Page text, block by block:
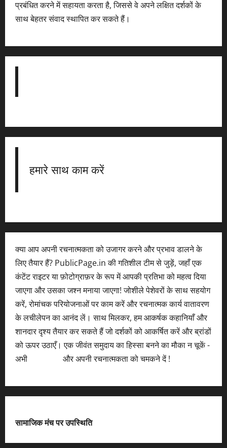
प्रबंधित करने में सहायता करता है, जिससे वे अपने लक्षित दर्शकों के
साथ बेहतर संवाद स्थापित कर सकते हैं।
हमारे साथ काम करें
क्या आप अपनी रचनात्मकता को उजागर करने और प्रभाव डालने के
लिए तैयार हैं? PublicPage.in की गतिशील टीम से जुड़ें, जहाँ एक
कंटेंट राइटर या फ़ोटोग्राफ़र के रूप में आपकी प्रतिभा को महत्व दिया
जाएगा और उसका जश्न मनाया जाएगा! जोशीले पेशेवरों के साथ सहयोग
करें, रोमांचक परियोजनाओं पर काम करें और रचनात्मक कार्य वातावरण
के लचीलेपन का आनंद लें। साथ मिलकर, हम आकर्षक कहानियाँ और
शानदार दृश्य तैयार कर सकते हैं जो दर्शकों को आकर्षित करें और ब्रांडों
को ऊपर उठाएँ। एक जीवंत समुदाय का हिस्सा बनने का मौका न चूकें -
अभी
और अपनी रचनात्मकता को चमकने दें !
सामाजिक मंच पर उपस्थिति